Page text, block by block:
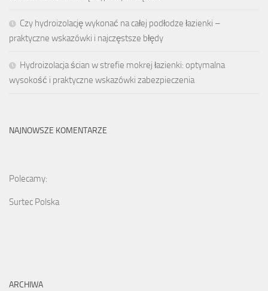
Czy hydroizolację wykonać na całej podłodze łazienki –
praktyczne wskazówki i najczęstsze błędy
Hydroizolacja ścian w strefie mokrej łazienki: optymalna
wysokość i praktyczne wskazówki zabezpieczenia
NAJNOWSZE KOMENTARZE
Polecamy:
Surtec Polska
ARCHIWA